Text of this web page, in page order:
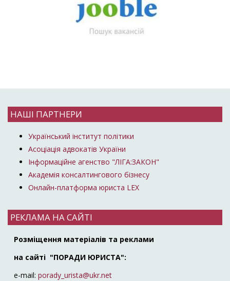
НАШІ ПАРТНЕРИ
Український інститут політики
Асоціація адвокатів України
Інформаційне агенство "ЛІГА:ЗАКОН"
Академія консалтингового бізнесу
Онлайн-платформа юриста LEX
РЕКЛАМА НА САЙТІ
Розміщення матеріалів та реклами
на сайті "ПОРАДИ ЮРИСТА":
e-mail: porady_urista@ukr.net